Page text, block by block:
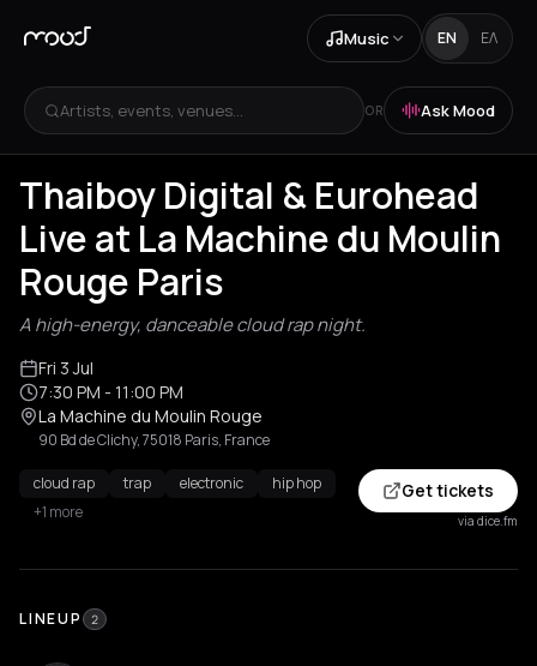
Music EN ΕΛ
Artists, events, venues... OR Ask Mood
Thaiboy Digital & Eurohead
Live at La Machine du Moulin
Rouge Paris
A high-energy, danceable cloud rap night.
Fri 3 Jul
7:30 PM - 11:00 PM
La Machine du Moulin Rouge
90 Bd de Clichy, 75018 Paris, France
cloud rap trap electronic
hip hop
+1 more
Get tickets
via dice.fm
LINEUP 2